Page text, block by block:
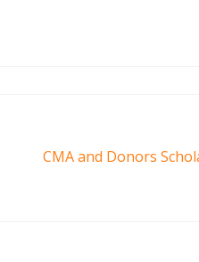
CMA and Donors